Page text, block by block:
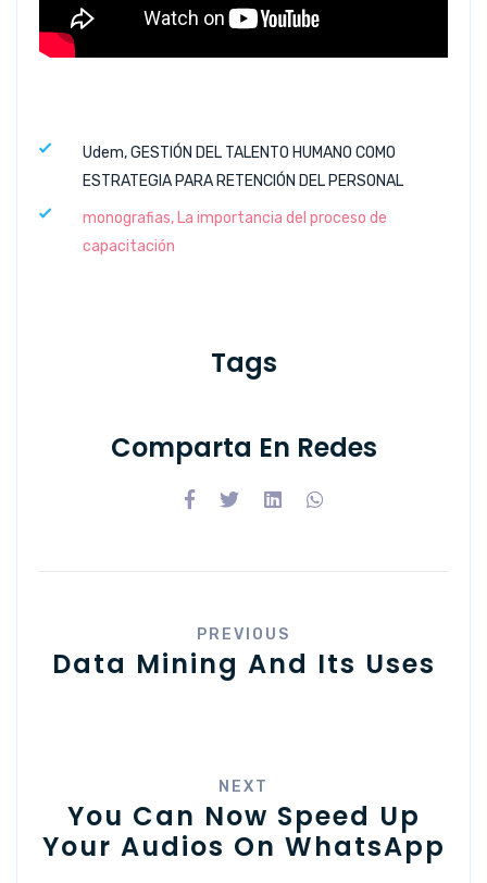
Udem, GESTIÓN DEL TALENTO HUMANO COMO
ESTRATEGIA PARA RETENCIÓN DEL PERSONAL
monografias, La importancia del proceso de
capacitación
Tags
Comparta En Redes
PREVIOUS
Data Mining And Its Uses
NEXT
You Can Now Speed Up
Your Audios On WhatsApp